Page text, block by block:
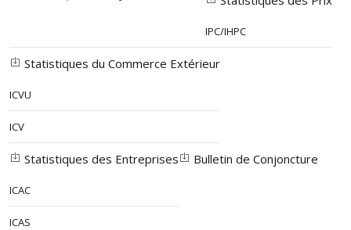
IPC/IHPC
Statistiques du Commerce Extérieur
ICVU
ICV
Statistiques des Entreprises
ICAC
ICAS
Bulletin de Conjoncture